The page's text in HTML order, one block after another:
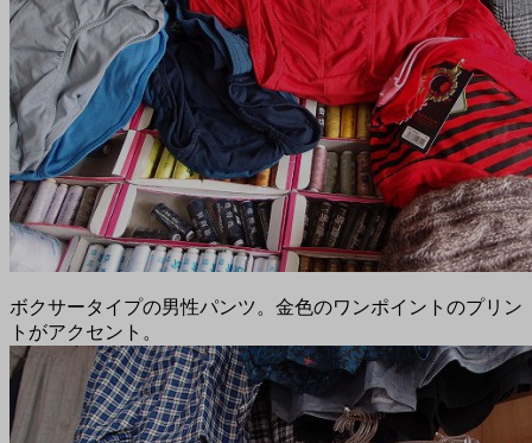
ボクサータイプの男性パンツ。金色のワンポイントのプリン
トがアクセント。